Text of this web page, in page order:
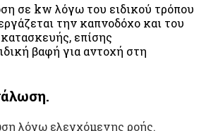
σε kw λόγω του ειδικού τρόπου
την καπνοδόχο και του
επίσης
βαφή για αντοχή στη
λόγω ελεγχόμενης ροής.